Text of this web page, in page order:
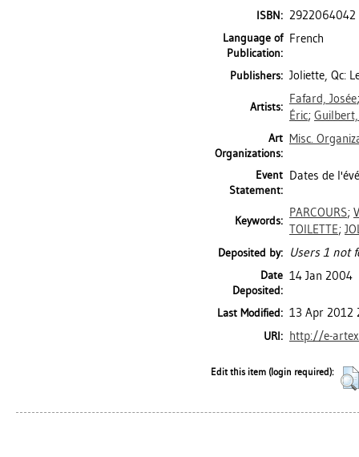
ISBN: 2922064042
Language of
Publication:
French
Publishers: Joliette, Qc:
Artists:
Fafard, Josée
Éric;
Art
Organizations:
Misc.
Event
Statement:
Dates de
Keywords:
PARCOURS;
TOILETTE;
Deposited by: Users 1 not
Date
Deposited:
14 Jan 2004
Last Modified: 13 Apr 2012
URI: http://e-
Edit this item (login required):